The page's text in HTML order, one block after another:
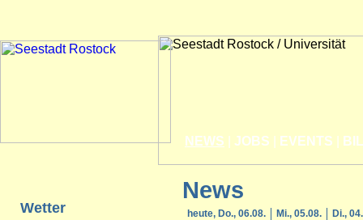
NEWS JOBS EVENTS
Wetter
News
heute, Do., 06.08. Mi., 05.08. Di.,